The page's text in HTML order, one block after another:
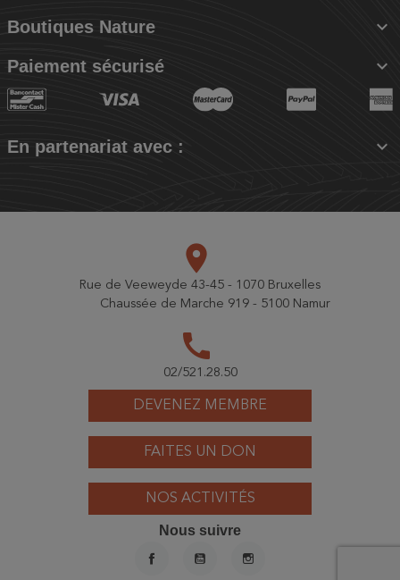
Boutiques Nature 
Paiement sécurisé 
En partenariat avec : 
DEVENEZ MEMBRE
FAITES UN DON
NOS ACTIVITÉS
place
Rue de Veeweyde 43-45 - 1070 Bruxelles
Chaussée de Marche 919 - 5100 Namur
call
02/521.28.50
Nous suivre